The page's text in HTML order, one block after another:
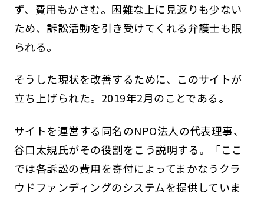
ず、費用もかさむ。困難な上に見返りも少ない
ため、訴訟活動を引き受けてくれる弁護士も限
られる。
そうした現状を改善するために、このサイトが
立ち上げられた。2019年2月のことである。
サイトを運営する同名のNPO法人の代表理事、
谷口太規氏がその役割をこう説明する。「ここ
では各訴訟の費用を寄付によってまかなうクラ
ウドファンディングのシステムを提供していま